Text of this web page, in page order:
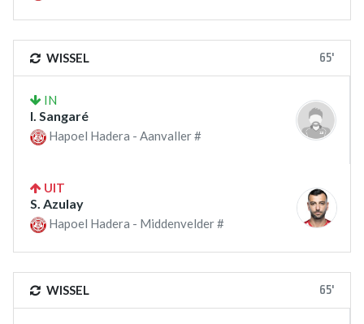
WISSEL 65'
IN
I. Sangaré
Hapoel Hadera - Aanvaller #
UIT
S. Azulay
Hapoel Hadera - Middenvelder #
WISSEL 65'